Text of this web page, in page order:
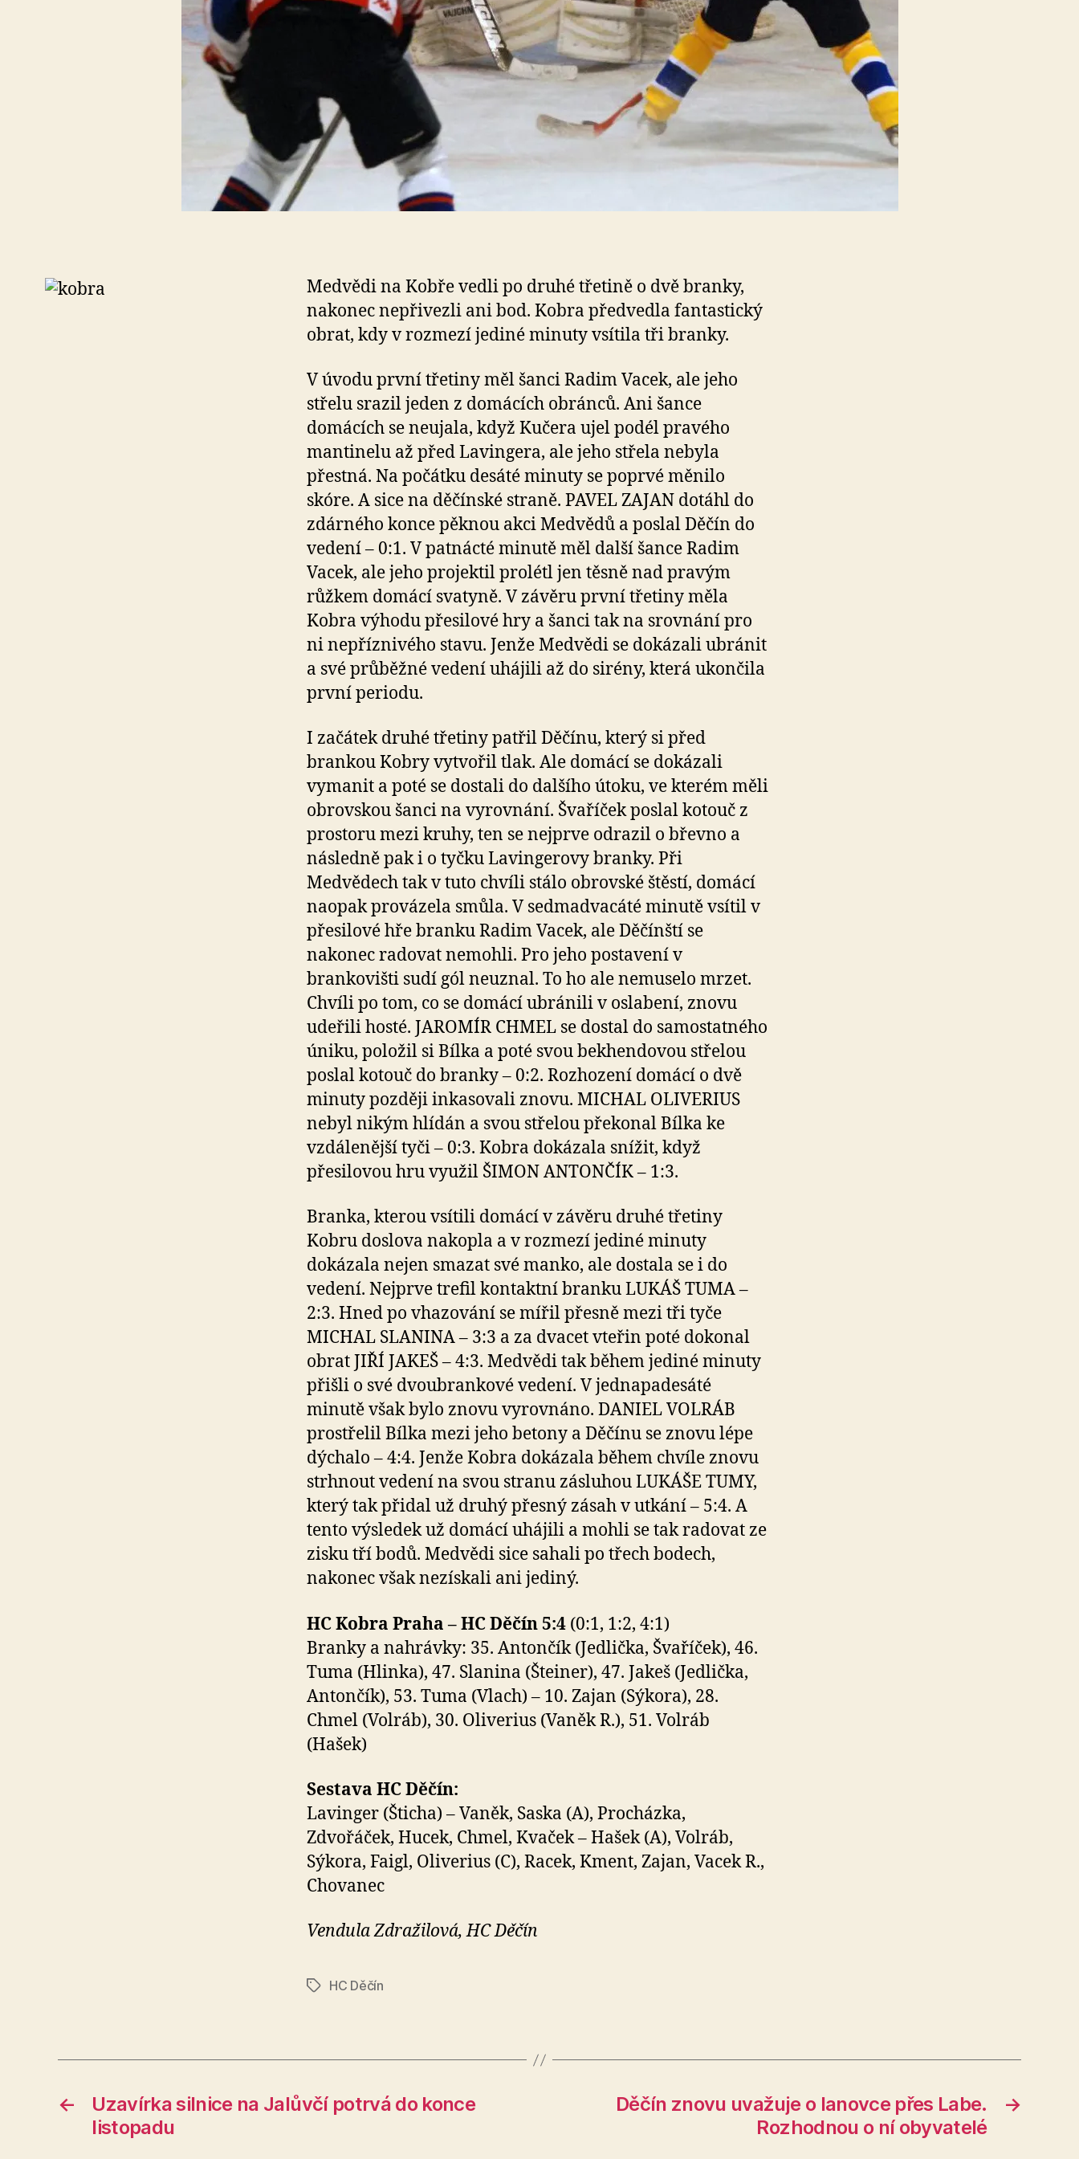
Medvědi na Kobře vedli po druhé třetině o dvě branky,
nakonec nepřivezli ani bod. Kobra předvedla fantastický
obrat, kdy v rozmezí jediné minuty vsítila tři branky.
V úvodu první třetiny měl šanci Radim Vacek, ale jeho
střelu srazil jeden z domácích obránců. Ani šance
domácích se neujala, když Kučera ujel podél pravého
mantinelu až před Lavingera, ale jeho střela nebyla
přestná. Na počátku desáté minuty se poprvé měnilo
skóre. A sice na děčínské straně. PAVEL ZAJAN dotáhl do
zdárného konce pěknou akci Medvědů a poslal Děčín do
vedení – 0:1. V patnácté minutě měl další šance Radim
Vacek, ale jeho projektil prolétl jen těsně nad pravým
růžkem domácí svatyně. V závěru první třetiny měla
Kobra výhodu přesilové hry a šanci tak na srovnání pro
ni nepříznivého stavu. Jenže Medvědi se dokázali ubránit
a své průběžné vedení uhájili až do sirény, která ukončila
první periodu.
I začátek druhé třetiny patřil Děčínu, který si před
brankou Kobry vytvořil tlak. Ale domácí se dokázali
vymanit a poté se dostali do dalšího útoku, ve kterém měli
obrovskou šanci na vyrovnání. Švaříček poslal kotouč z
prostoru mezi kruhy, ten se nejprve odrazil o břevno a
následně pak i o tyčku Lavingerovy branky. Při
Medvědech tak v tuto chvíli stálo obrovské štěstí, domácí
naopak provázela smůla. V sedmadvacáté minutě vsítil v
přesilové hře branku Radim Vacek, ale Děčínští se
nakonec radovat nemohli. Pro jeho postavení v
brankovišti sudí gól neuznal. To ho ale nemuselo mrzet.
Chvíli po tom, co se domácí ubránili v oslabení, znovu
udeřili hosté. JAROMÍR CHMEL se dostal do samostatného
úniku, položil si Bílka a poté svou bekhendovou střelou
poslal kotouč do branky – 0:2. Rozhození domácí o dvě
minuty později inkasovali znovu. MICHAL OLIVERIUS
nebyl nikým hlídán a svou střelou překonal Bílka ke
vzdálenější tyči – 0:3. Kobra dokázala snížit, když
přesilovou hru využil ŠIMON ANTONČÍK – 1:3.
Branka, kterou vsítili domácí v závěru druhé třetiny
Kobru doslova nakopla a v rozmezí jediné minuty
dokázala nejen smazat své manko, ale dostala se i do
vedení. Nejprve trefil kontaktní branku LUKÁŠ TUMA –
2:3. Hned po vhazování se mířil přesně mezi tři tyče
MICHAL SLANINA – 3:3 a za dvacet vteřin poté dokonal
obrat JIŘÍ JAKEŠ – 4:3. Medvědi tak během jediné minuty
přišli o své dvoubrankové vedení. V jednapadesáté
minutě však bylo znovu vyrovnáno. DANIEL VOLRÁB
prostřelil Bílka mezi jeho betony a Děčínu se znovu lépe
dýchalo – 4:4. Jenže Kobra dokázala během chvíle znovu
strhnout vedení na svou stranu zásluhou LUKÁŠE TUMY,
který tak přidal už druhý přesný zásah v utkání – 5:4. A
tento výsledek už domácí uhájili a mohli se tak radovat ze
zisku tří bodů. Medvědi sice sahali po třech bodech,
nakonec však nezískali ani jediný.
HC Kobra Praha – HC Děčín 5:4 (0:1, 1:2, 4:1)
Branky a nahrávky: 35. Antončík (Jedlička, Švaříček), 46.
Tuma (Hlinka), 47. Slanina (Šteiner), 47. Jakeš (Jedlička,
Antončík), 53. Tuma (Vlach) – 10. Zajan (Sýkora), 28.
Chmel (Volráb), 30. Oliverius (Vaněk R.), 51. Volráb
(Hašek)
Sestava HC Děčín:
Lavinger (Šticha) – Vaněk, Saska (A), Procházka,
Zdvořáček, Hucek, Chmel, Kvaček – Hašek (A), Volráb,
Sýkora, Faigl, Oliverius (C), Racek, Kment, Zajan, Vacek R.,
Chovanec
Vendula Zdražilová, HC Děčín
ŠtítkyHC Děčín
←
Uzavírka silnice na Jalůvčí potrvá do konce
listopadu
→
Děčín znovu uvažuje o lanovce přes Labe.
Rozhodnou o ní obyvatelé